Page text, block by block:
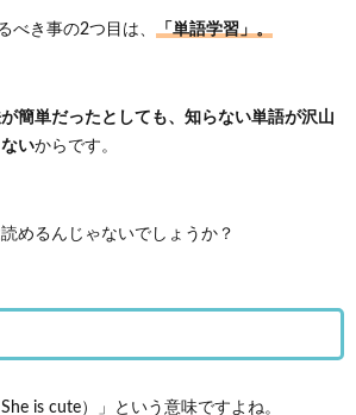
べき事の2つ目は、 「単語学習」。
簡単だったとしても、知らない単語が沢山
いからです。
めるんじゃないでしょうか？
is cute）」という意味ですよね。